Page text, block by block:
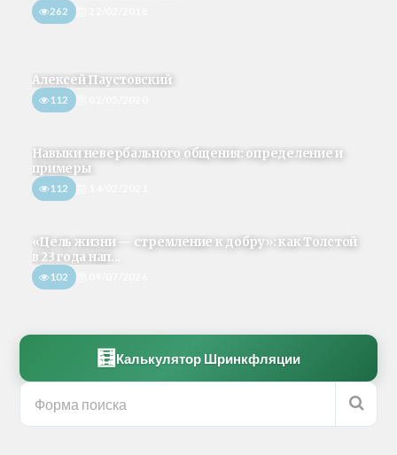
262
Алексей Паустовский
112
Навыки невербального общения: определение и
примеры
112
«Цель жизни — стремление к добру»: как Толстой
в 23 года нап...
102
🧮 Калькулятор Шринкфляции